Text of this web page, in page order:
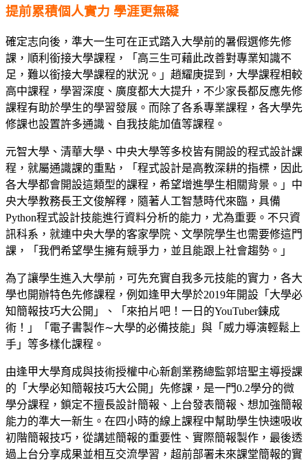
提前累積個人實力 學涯更無礙
確定志向後，準大一生可在正式踏入大學前的暑假選修先修
課，順利銜接大學課程，「高三生可藉此改善對專業知識不
足，難以銜接大學課程的狀況。」趙耀庚提到，大學課程相較
高中課程，學習深度、廣度都大大提升，不少家長都反應先修
課程有助於學生的學習發展。而除了各系專業課程，各大學先
修課也設置許多通識、自我技能加值等課程。
元智大學、清華大學、中央大學等多校皆有開設的程式設計課
程，就屬通識課的重點，「程式設計是高教深耕的指標，因此
各大學都會開設這類型的課程，希望增進學生相關背景。」中
央大學教務長王文俊解釋，隨著人工智慧時代來臨，具備
Python程式設計技能進行資料分析的能力，尤為重要。不只資
訊科系，就連中央大學的客家學院、文學院學生也需要修這門
課，「我們希望學生擁有競爭力，並且能跟上社會趨勢。」
為了讓學生進入大學前，可先充實自我多元技能的實力，各大
學也開辦特色先修課程，例如逢甲大學於2019年開設「大學必
知簡報技巧大公開」、「來拍片吧！一日的YouTuber鍊成
術！」「電子書製作∼大學的必備技能」與「威力導演輕鬆上
手」等多樣化課程。
由逢甲大學育成與技術授權中心新創業務總監郭培聖主導授課
的「大學必知簡報技巧大公開」先修課，是一門0.2學分的微
學分課程，鎖定不擅長設計簡報、上台發表簡報、想加強簡報
能力的準大一新生。在四小時的線上課程中幫助學生快速吸收
初階簡報技巧，從講述簡報的重要性、實際簡報製作，最後透
過上台分享成果並相互交流學習，超前部署未來課堂簡報的實